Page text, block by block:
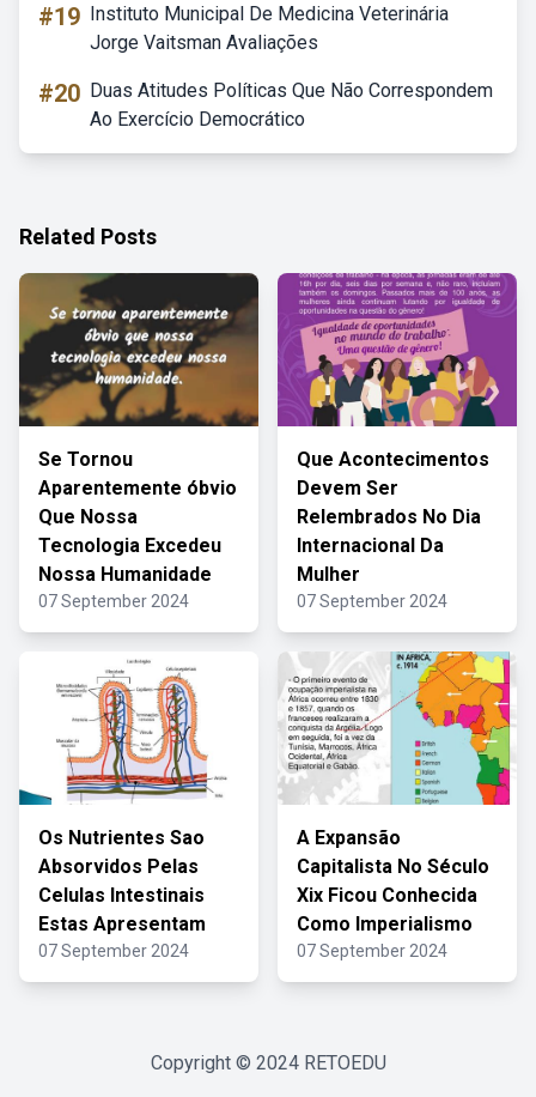
#19 Instituto Municipal De Medicina Veterinária
Jorge Vaitsman Avaliações
#20 Duas Atitudes Políticas Que Não Correspondem
Ao Exercício Democrático
Related Posts
Se Tornou
Aparentemente óbvio
Que Nossa
Tecnologia Excedeu
Nossa Humanidade
07 September 2024
Que Acontecimentos
Devem Ser
Relembrados No Dia
Internacional Da
Mulher
07 September 2024
Os Nutrientes Sao
Absorvidos Pelas
Celulas Intestinais
Estas Apresentam
07 September 2024
A Expansão
Capitalista No Século
Xix Ficou Conhecida
Como Imperialismo
07 September 2024
Copyright © 2024 RETOEDU